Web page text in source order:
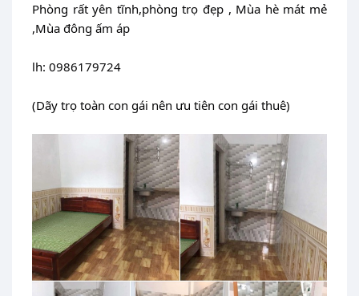
Phòng rất yên tĩnh,phòng trọ đẹp , Mùa hè mát mẻ
,Mùa đông ấm áp
lh: 0986179724‬
(Dãy trọ toàn con gái nên ưu tiên con gái thuê)